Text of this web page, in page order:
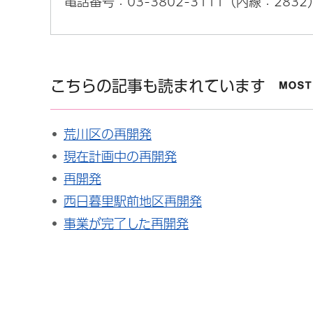
こちらの記事も読まれています
荒川区の再開発
現在計画中の再開発
再開発
西日暮里駅前地区再開発
事業が完了した再開発